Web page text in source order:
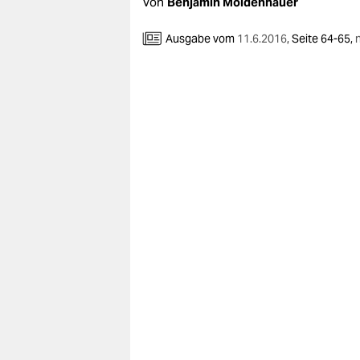
nordAusgabe vom 11.6.2016,Seite 64-65,